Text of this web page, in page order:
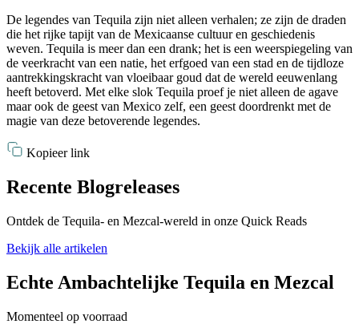
De legendes van Tequila zijn niet alleen verhalen; ze zijn de draden
die het rijke tapijt van de Mexicaanse cultuur en geschiedenis
weven. Tequila is meer dan een drank; het is een weerspiegeling van
de veerkracht van een natie, het erfgoed van een stad en de tijdloze
aantrekkingskracht van vloeibaar goud dat de wereld eeuwenlang
heeft betoverd. Met elke slok Tequila proef je niet alleen de agave
maar ook de geest van Mexico zelf, een geest doordrenkt met de
magie van deze betoverende legendes.
Kopieer link
Recente Blogreleases
Ontdek de Tequila- en Mezcal-wereld in onze Quick Reads
Bekijk alle artikelen
Echte Ambachtelijke Tequila en Mezcal
Momenteel op voorraad